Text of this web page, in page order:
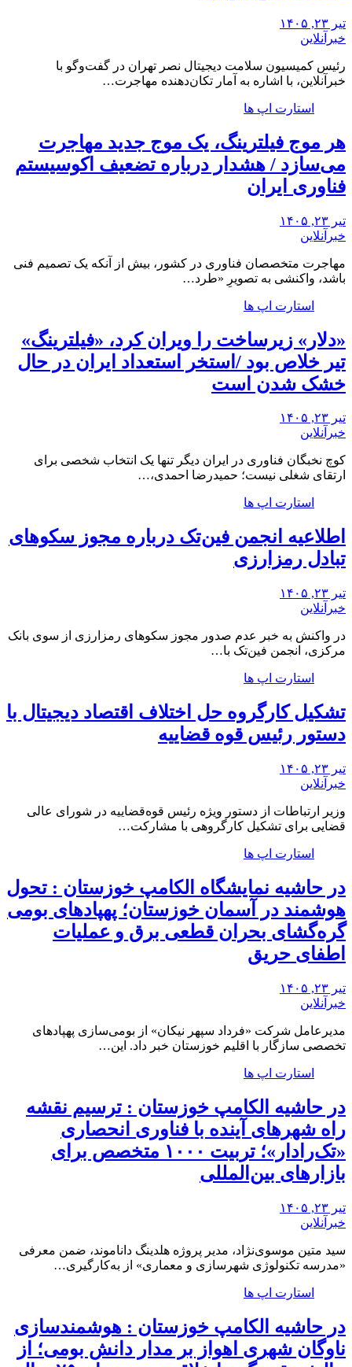
تیر ۲۳, ۱۴۰۵
خبرآنلاین
رئیس کمیسیون سلامت دیجیتال نصر تهران در گفت‌وگو با
خبرآنلاین، با اشاره به آمار تکان‌دهنده‌ مهاجرت…
استارت اپ ها
هر موج فیلترینگ، یک موج جدید مهاجرت
می‌سازد / هشدار درباره تضعیف اکوسیستم
فناوری ایران
تیر ۲۳, ۱۴۰۵
خبرآنلاین
مهاجرت متخصصان فناوری در کشور، بیش از آنکه یک تصمیم فنی
باشد، واکنشی به تصویرِ «طرد…
استارت اپ ها
«دلار» زیرساخت را ویران کرد، «فیلترینگ»
تیر خلاص بود /استخر استعداد ایران در حال
خشک شدن است
تیر ۲۳, ۱۴۰۵
خبرآنلاین
کوچ نخبگان فناوری در ایران دیگر تنها یک انتخاب شخصی برای
ارتقای شغلی نیست؛ حمیدرضا احمدی،…
استارت اپ ها
اطلاعیه انجمن فین‌تک درباره مجوز سکوهای
تبادل رمزارزی
تیر ۲۳, ۱۴۰۵
خبرآنلاین
در واکنش به خبر عدم صدور مجوز سکوهای رمزارزی از سوی بانک
مرکزی، انجمن فین‌تک با…
استارت اپ ها
تشکیل کارگروه حل اختلاف اقتصاد دیجیتال با
دستور رئیس قوه قضاییه
تیر ۲۳, ۱۴۰۵
خبرآنلاین
وزیر ارتباطات از دستور ویژه رئیس قوه‌قضاییه در شورای عالی
قضایی برای تشکیل کارگروهی با مشارکت…
استارت اپ ها
در حاشیه نمایشگاه الکامپ خوزستان : تحول
هوشمند در آسمان خوزستان؛ پهپادهای بومی
گره‌گشای بحران قطعی برق و عملیات
اطفای حریق
تیر ۲۳, ۱۴۰۵
خبرآنلاین
مدیرعامل شرکت «فرداد سپهر نیکان» از بومی‌سازی پهپادهای
تخصصی سازگار با اقلیم خوزستان خبر داد. این…
استارت اپ ها
در حاشیه الکامپ خوزستان : ترسیم نقشه
راه شهرهای آینده با فناوری انحصاری
«تک‌رادار»؛ تربیت ۱۰۰۰ متخصص برای
بازارهای بین‌المللی
تیر ۲۳, ۱۴۰۵
خبرآنلاین
سید متین موسوی‌نژاد، مدیر پروژه هلدینگ داناموند، ضمن معرفی
«مدرسه تکنولوژی شهرسازی و معماری» از به‌کارگیری…
استارت اپ ها
در حاشیه الکامپ خوزستان : هوشمندسازی
ناوگان شهری اهواز بر مدار دانش بومی؛ از